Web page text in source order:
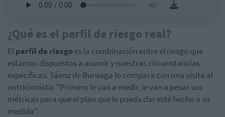
¿Qué es el perfil de riesgo real?
Elperfil de riesgoes la combinación entre el riesgo que
estamos dispuestos a asumir y nuestras circunstancias
específicas. Sáenz de Buruaga lo compara con una visita al
nutricionista: "Primero le van a medir, le van a pesar sus
métricas para que el plan que le pueda dar esté hecho a su
medida".